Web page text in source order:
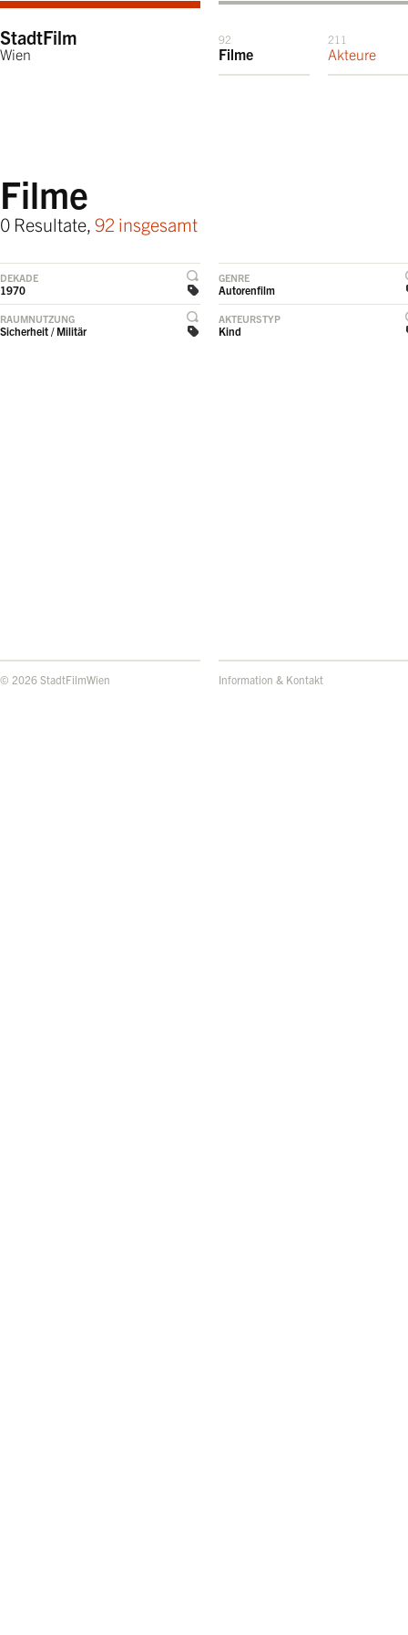
StadtFilm
Wien
92
Filme
211
Akteure
Filme
0 Resultate, 92 insgesamt
DEKADE
1970
GENRE
Autorenfilm
RAUMNUTZUNG
Sicherheit / Militär
AKTEURSTYP
Kind
© 2026 StadtFilmWien Information & Kontakt